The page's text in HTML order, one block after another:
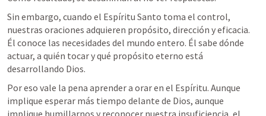
Sin embargo, cuando el Espíritu Santo toma el control,
nuestras oraciones adquieren propósito, dirección y eficacia.
Él conoce las necesidades del mundo entero. Él sabe dónde
actuar, a quién tocar y qué propósito eterno está
desarrollando Dios.
Por eso vale la pena aprender a orar en el Espíritu. Aunque
implique esperar más tiempo delante de Dios, aunque
implique humillarnos y reconocer nuestra insuficiencia, el